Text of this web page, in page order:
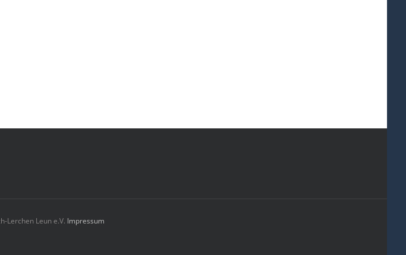
Lerchen Leun e.V. Impressum